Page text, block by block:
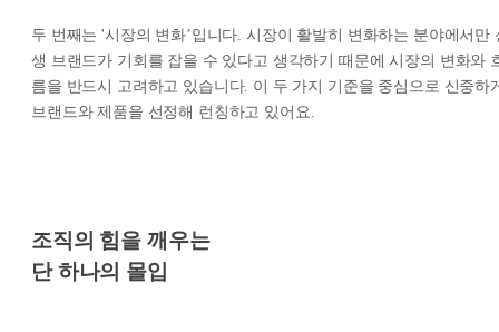
두 번째는 '시장의 변화’입니다. 시장이 활발히 변화하는 분야에서만
생 브랜드가 기회를 잡을 수 있다고 생각하기 때문에 시장의 변화와
름을 반드시 고려하고 있습니다. 이 두 가지 기준을 중심으로 신중하
브랜드와 제품을 선정해 런칭하고 있어요.
조직의 힘을 깨우는
단 하나의 몰입